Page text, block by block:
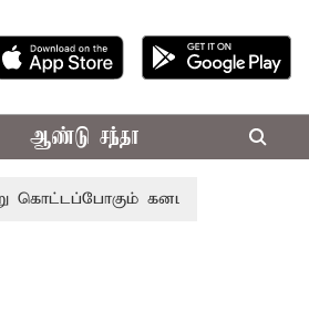
ஆண்டு சந்தா
கனமழை.. எந்தெந்த